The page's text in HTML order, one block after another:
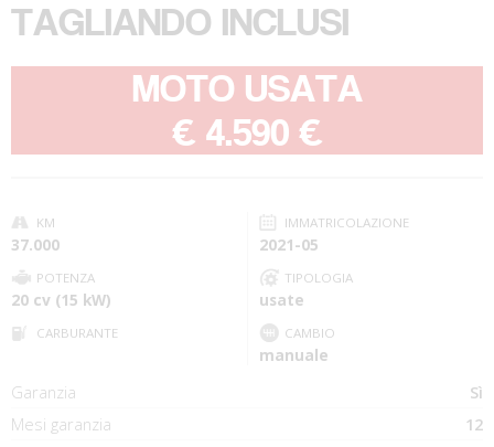
TAGLIANDO INCLUSI
MOTO USATA
€ 4.590 €
KM
37.000
IMMATRICOLAZIONE
2021-05
POTENZA
20 cv (15 kW)
TIPOLOGIA
usate
CARBURANTE CAMBIO
manuale
Garanzia
Sì
Mesi garanzia
12